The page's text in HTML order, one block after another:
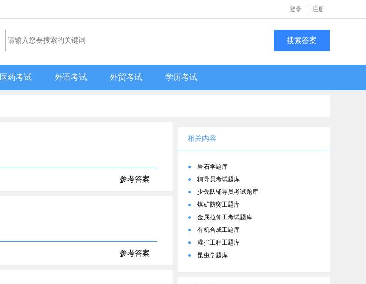
登录 注册
搜索答案
医药考试 外语考试 外贸考试 学历考试
参考答案
参考答案
相关内容
●
岩石学题库
●
辅导员考试题库
●
少先队辅导员考试题库
●
煤矿防突工题库
●
金属拉伸工考试题库
●
有机合成工题库
●
灌排工程工题库
●
昆虫学题库